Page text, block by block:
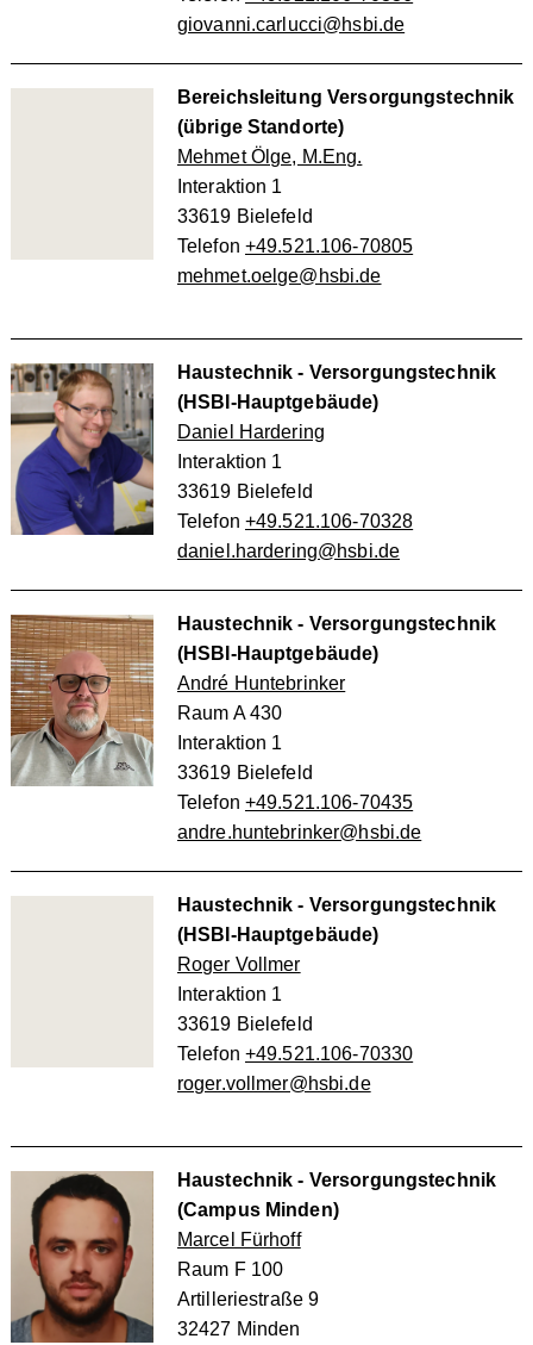
giovanni.carlucci@hsbi.de
Bereichsleitung Versorgungstechnik
(übrige Standorte)
Mehmet Ölge, M.Eng.
Interaktion 1
33619 Bielefeld
Telefon +49.521.106-70805
mehmet.oelge@hsbi.de
Haustechnik - Versorgungstechnik
(HSBI-Hauptgebäude)
Daniel Hardering
Interaktion 1
33619 Bielefeld
Telefon +49.521.106-70328
daniel.hardering@hsbi.de
Haustechnik - Versorgungstechnik
(HSBI-Hauptgebäude)
André Huntebrinker
Raum A 430
Interaktion 1
33619 Bielefeld
Telefon +49.521.106-70435
andre.huntebrinker@hsbi.de
Haustechnik - Versorgungstechnik
(HSBI-Hauptgebäude)
Roger Vollmer
Interaktion 1
33619 Bielefeld
Telefon +49.521.106-70330
roger.vollmer@hsbi.de
Haustechnik - Versorgungstechnik
(Campus Minden)
Marcel Fürhoff
Raum F 100
Artilleriestraße 9
32427 Minden